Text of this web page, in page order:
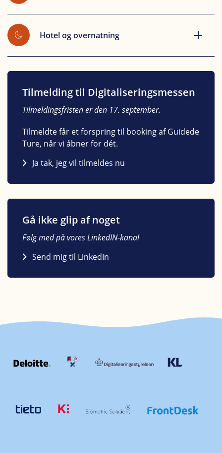
Hotel og overnatning
Tilmelding til Digitaliseringsmessen
Tilmeldingsfristen er den 17. september.
Tilmeldte får et forspring til booking af Guidede
Ture, når vi åbner for dét.
Ja tak, jeg vil tilmeldes nu
Gå ikke glip af noget
Følg med på vores LinkedIN-kanal
Send mig til LinkedIn